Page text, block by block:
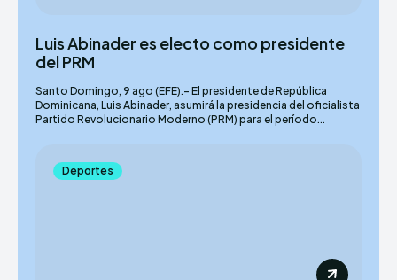
Luis Abinader es electo como presidente
del PRM
Santo Domingo, 9 ago (EFE).- El presidente de República
Dominicana, Luis Abinader, asumirá la presidencia del oficialista
Partido Revolucionario Moderno (PRM) para el período...
Deportes